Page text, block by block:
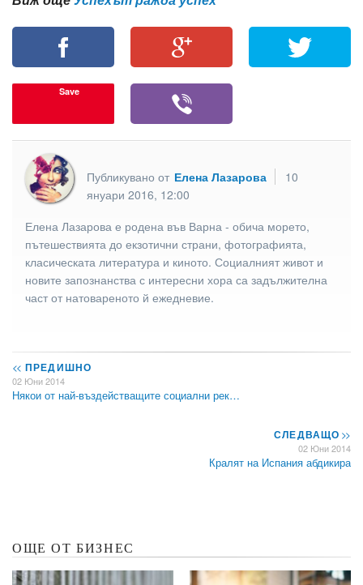
Save
Публикувано от Елена Лазарова
10
януари 2016, 12:00
Елена Лазарова е родена във Варна - обича морето,
пътешествията до екзотични страни, фотографията,
класическата литература и киното. Социалният живот и
новите запознанства с интересни хора са задължителна
част от натовареното й ежедневие.
<< ПРЕДИШНО
02 Юни 2014
Някои от най-въздействащите социални рек…
СЛЕДВАЩО>>
02 Юни 2014
Кралят на Испания абдикира
ОЩЕ ОТ БИЗНЕС